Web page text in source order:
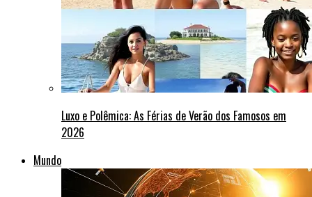
Luxo e Polêmica: As Férias de Verão dos Famosos em
2026
Mundo